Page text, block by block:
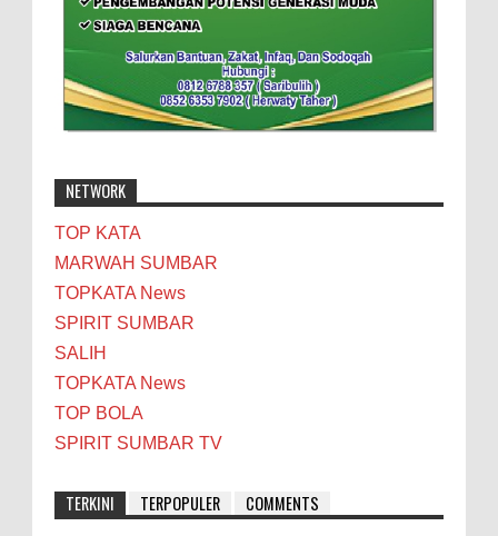
NETWORK
TOP KATA
MARWAH SUMBAR
TOPKATA News
SPIRIT SUMBAR
SALIH
TOPKATA News
TOP BOLA
SPIRIT SUMBAR TV
TERKINI TERPOPULER COMMENTS